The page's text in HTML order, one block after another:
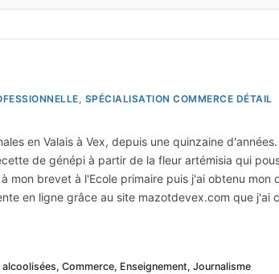
SPÉCIALISATION COMMERCE DÉTAIL
en Valais à Vex, depuis une quinzaine
de génépi à partir de la fleur artémisia qui
mon brevet à l'Ecole primaire puis j'ai obtenu
en ligne grâce au site mazotdevex.com que j'ai
Commerce, Enseignement, Journalisme